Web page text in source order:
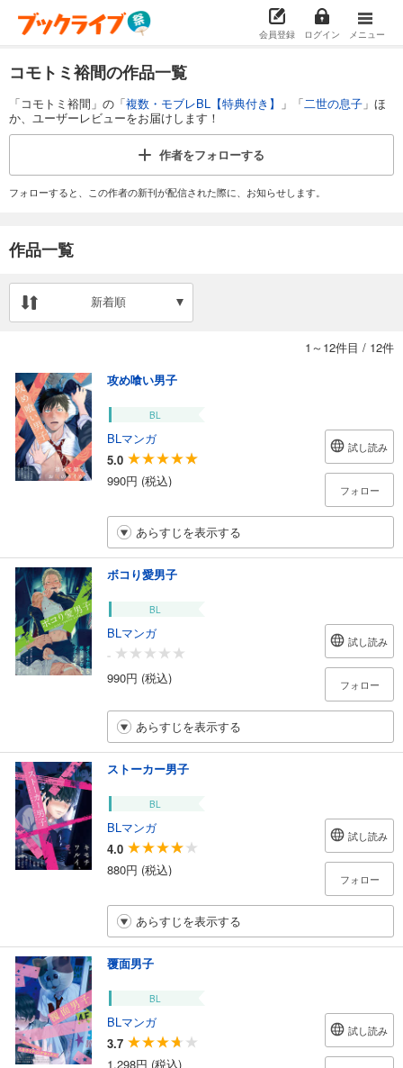
会員登録 ログイン メニュー
コモトミ裕間の作品一覧
「コモトミ裕間」の「複数・モブレBL【特典付き】 」「二世の息子 」ほ
か、ユーザーレビューをお届けします！
作者をフォローする
フォローすると、この作者の新刊が配信された際に、お知らせします。
作品一覧
新着順
1～12件目 / 12件
攻め喰い男子
BL
BLマンガ
5.0
990円 (税込)
試し読み
フォロー
あらすじを表示する
ボコり愛男子
BL
BLマンガ
-
990円 (税込)
試し読み
フォロー
あらすじを表示する
ストーカー男子
BL
BLマンガ
4.0
880円 (税込)
試し読み
フォロー
あらすじを表示する
覆面男子
BL
BLマンガ
3.7
1,298円 (税込)
試し読み